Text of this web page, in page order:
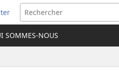
SOMMES-NOUS